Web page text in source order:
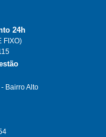
24h
FIXO)
Bairro Alto